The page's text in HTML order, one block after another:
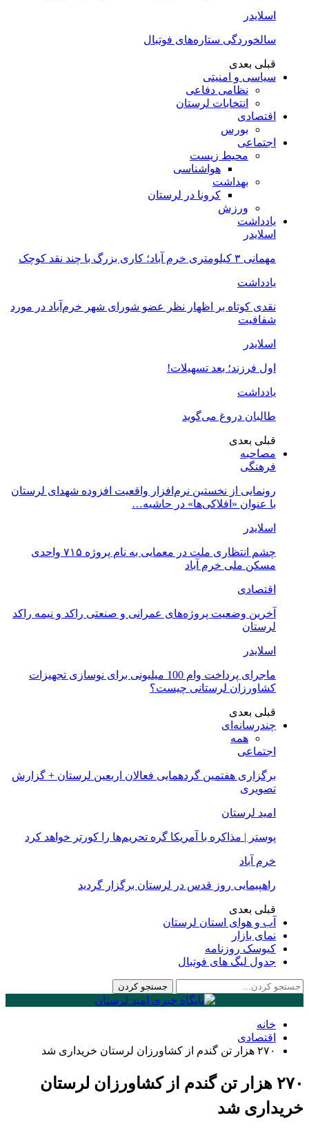
اسلایدر
سالخوردگی ستاره‌های فوتبال
قبلی بعدی
سیاسی و امنیتی
نظامی دفاعی
انتخابات لرستان
اقتصادی
بورس
اجتماعی
محیط زیست
هواشناسی
بهداشت
کرونا در لرستان
ورزش
یادداشت
اسلایدر
مهمانی ۳ کیلومتری خرم آباد؛ کاری بزرگ با چند نقد کوچک
یادداشت
نقدی کوتاه بر اظهار نظر عضو شورای شهر خرم‌آباد در مورد
شفافیت
اسلایدر
اول فرزند؛ بعد تسهیلات!
یادداشت
طالبان دروغ می‌گوید
قبلی بعدی
مصاحبه
فرهنگی
رونمایی از نخستین نرم‌افزار واقعیت افزوده شهدای لرستان
با عنوان «افلاکی‌ها» در حاشیه…
اسلایدر
چشم انتظاری ملت در معمایی به نام پروژه ۷۱۵ واحدی
مسکن ملی خرم آباد
اقتصادی
آخرین وضعیت پروژه‌های عمرانی و صنعتی راکد و نیمه راکد
لرستان
اسلایدر
ماجرای پرداخت وام 100 میلیونی برای نوسازی تجهیزات
کشاورزان لرستانی چیست؟
قبلی بعدی
چندرسانه‌ای
همه
اجتماعی
برگزاری هفتمین گردهمایی فعالان اربعین لرستان + گزارش
تصویری
امید لرستان
پوستر | مذاکره با آمریکا گره تحریم‌ها را کورتر خواهد کرد
خرم آباد
راهپیمایی روز قدس در لرستان برگزار گردید
قبلی بعدی
آب و هوای استان لرستان
نمای بازار
کیوسک روزنامه
جدول لیگ های فوتبال
خانه
اقتصادی
۲۷۰ هزار تن گندم از کشاورزان لرستان خریداری شد
۲۷۰ هزار تن گندم از کشاورزان لرستان
خریداری شد